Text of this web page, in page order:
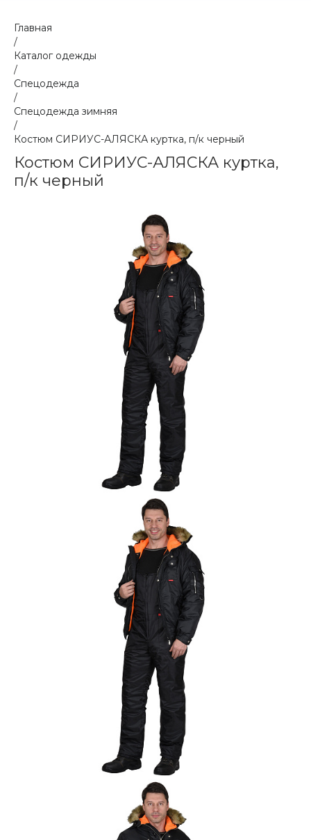
Главная
/
Каталог одежды
/
Спецодежда
/
Спецодежда зимняя
/
Костюм СИРИУС-АЛЯСКА куртка, п/к черный
Костюм СИРИУС-АЛЯСКА куртка,
п/к черный